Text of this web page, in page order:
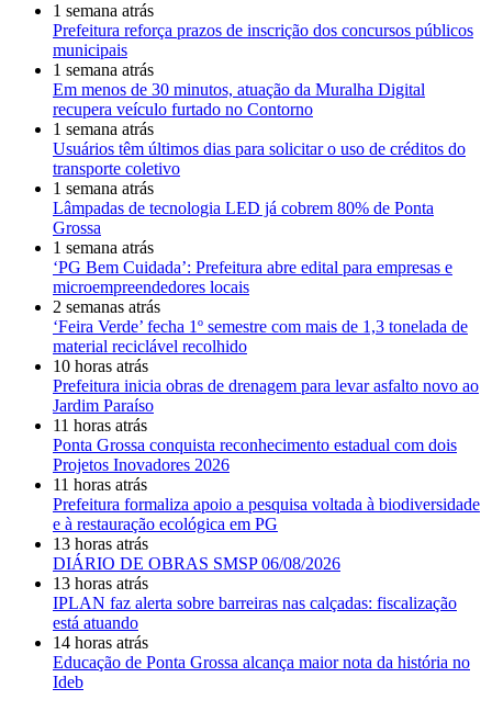
1 semana atrás
Prefeitura reforça prazos de inscrição dos concursos públicos
municipais
1 semana atrás
Em menos de 30 minutos, atuação da Muralha Digital
recupera veículo furtado no Contorno
1 semana atrás
Usuários têm últimos dias para solicitar o uso de créditos do
transporte coletivo
1 semana atrás
Lâmpadas de tecnologia LED já cobrem 80% de Ponta
Grossa
1 semana atrás
‘PG Bem Cuidada’: Prefeitura abre edital para empresas e
microempreendedores locais
2 semanas atrás
‘Feira Verde’ fecha 1º semestre com mais de 1,3 tonelada de
material reciclável recolhido
10 horas atrás
Prefeitura inicia obras de drenagem para levar asfalto novo ao
Jardim Paraíso
11 horas atrás
Ponta Grossa conquista reconhecimento estadual com dois
Projetos Inovadores 2026
11 horas atrás
Prefeitura formaliza apoio a pesquisa voltada à biodiversidade
e à restauração ecológica em PG
13 horas atrás
DIÁRIO DE OBRAS SMSP 06/08/2026
13 horas atrás
IPLAN faz alerta sobre barreiras nas calçadas: fiscalização
está atuando
14 horas atrás
Educação de Ponta Grossa alcança maior nota da história no
Ideb